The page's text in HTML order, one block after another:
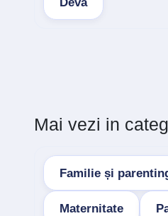
Mai vezi in
Familie și
Maternitate